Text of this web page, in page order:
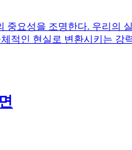
중요성을 조명한다. 우리
적인 현실로 변환시키는 강